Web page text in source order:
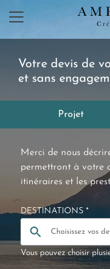
×
Votre devis de
et sans
Projet
Merci de nous
permettront à votre
itinéraires et les
DESTINATIONS *
Vous pouvez choisir